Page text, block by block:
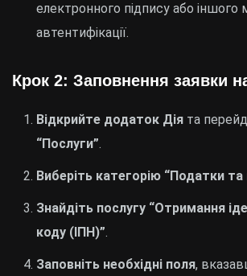
електронного підпису або іншого
автентифікації.
Крок 2: Заповнення заявки
Відкрийте додаток Дія та
“Послуги”.
Виберіть категорію “Податки та
Знайдіть послугу “Отримання
коду (ІПН)”.
Заповніть необхідні поля,